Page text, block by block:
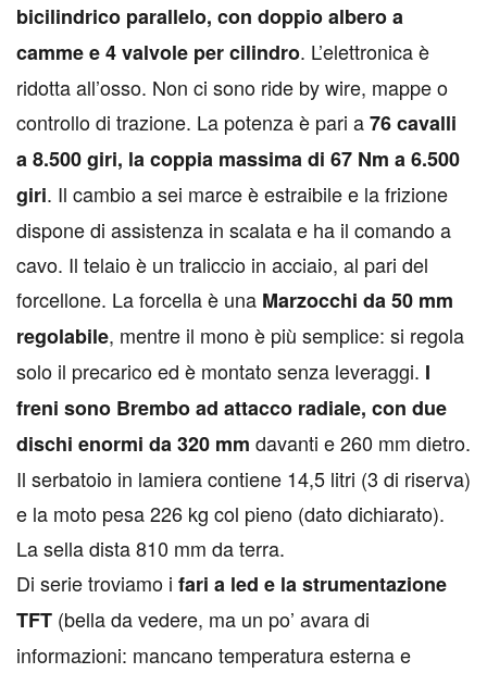
bicilindrico parallelo, con doppio albero a
camme e 4 valvole per cilindro. L’elettronica è
ridotta all’osso. Non ci sono ride by wire, mappe o
controllo di trazione. La potenza è pari a76 cavalli
a 8.500 giri, la coppia massima di 67 Nm a 6.500
giri. Il cambio a sei marce è estraibile e la frizione
dispone di assistenza in scalata e ha il comando a
cavo. Il telaio è un traliccio in acciaio, al pari del
forcellone. La forcella è una Marzocchi da 50 mm
regolabile, mentre il mono è più semplice: si regola
solo il precarico ed è montato senza leveraggi. I
freni sono Brembo ad attacco radiale, con due
dischi enormi da 320 mm davanti e 260 mm dietro.
Il serbatoio in lamiera contiene 14,5 litri (3 di riserva)
e la moto pesa 226 kg col pieno (dato dichiarato).
La sella dista 810 mm da terra.
Di serie troviamo i fari a led e la strumentazione
TFT (bella da vedere, ma un po’ avara di
informazioni: mancano temperatura esterna e